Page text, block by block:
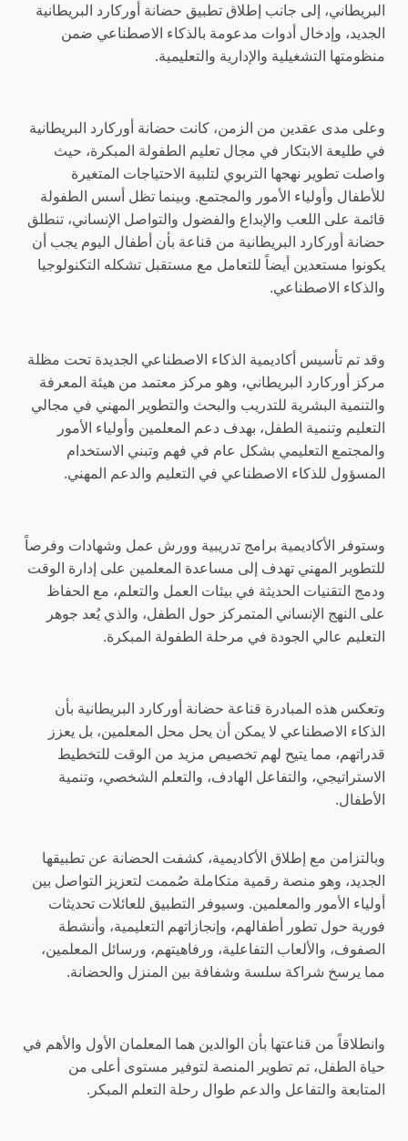
البريطاني، إلى جانب إطلاق تطبيق حضانة أوركارد البريطانية
الجديد، وإدخال أدوات مدعومة بالذكاء الاصطناعي ضمن
منظومتها التشغيلية والإدارية والتعليمية.
وعلى مدى عقدين من الزمن، كانت حضانة أوركارد البريطانية
في طليعة الابتكار في مجال تعليم الطفولة المبكرة، حيث
واصلت تطوير نهجها التربوي لتلبية الاحتياجات المتغيرة
للأطفال وأولياء الأمور والمجتمع. وبينما تظل أسس الطفولة
قائمة على اللعب والإبداع والفضول والتواصل الإنساني، تنطلق
حضانة أوركارد البريطانية من قناعة بأن أطفال اليوم يجب أن
يكونوا مستعدين أيضاً للتعامل مع مستقبل تشكله التكنولوجيا
والذكاء الاصطناعي.
وقد تم تأسيس أكاديمية الذكاء الاصطناعي الجديدة تحت مظلة
مركز أوركارد البريطاني، وهو مركز معتمد من هيئة المعرفة
والتنمية البشرية للتدريب والبحث والتطوير المهني في مجالي
التعليم وتنمية الطفل، بهدف دعم المعلمين وأولياء الأمور
والمجتمع التعليمي بشكل عام في فهم وتبني الاستخدام
المسؤول للذكاء الاصطناعي في التعليم والدعم المهني.
وستوفر الأكاديمية برامج تدريبية وورش عمل وشهادات وفرصاً
للتطوير المهني تهدف إلى مساعدة المعلمين على إدارة الوقت
ودمج التقنيات الحديثة في بيئات العمل والتعلم، مع الحفاظ
على النهج الإنساني المتمركز حول الطفل، والذي يُعد جوهر
التعليم عالي الجودة في مرحلة الطفولة المبكرة.
وتعكس هذه المبادرة قناعة حضانة أوركارد البريطانية بأن
الذكاء الاصطناعي لا يمكن أن يحل محل المعلمين، بل يعزز
قدراتهم، مما يتيح لهم تخصيص مزيد من الوقت للتخطيط
الاستراتيجي، والتفاعل الهادف، والتعلم الشخصي، وتنمية
الأطفال.
وبالتزامن مع إطلاق الأكاديمية، كشفت الحضانة عن تطبيقها
الجديد، وهو منصة رقمية متكاملة صُممت لتعزيز التواصل بين
أولياء الأمور والمعلمين. وسيوفر التطبيق للعائلات تحديثات
فورية حول تطور أطفالهم، وإنجازاتهم التعليمية، وأنشطة
الصفوف، والألعاب التفاعلية، ورفاهيتهم، ورسائل المعلمين،
مما يرسخ شراكة سلسة وشفافة بين المنزل والحضانة.
وانطلاقاً من قناعتها بأن الوالدين هما المعلمان الأول والأهم في
حياة الطفل، تم تطوير المنصة لتوفير مستوى أعلى من
المتابعة والتفاعل والدعم طوال رحلة التعلم المبكر.